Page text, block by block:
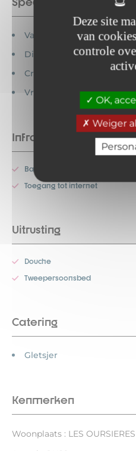
Deze site
van
controle
OK,
Weiger
Vakantiebonnen
Dieren verboden
Creditcards
Vrijstaand huis
Infrastructuur
Balkon
Toegang tot internet
Uitrusting
Douche
Tweepersoonsbed
Catering
Gletsjer
Kenmerken
Woonplaats : LES OURSIERES